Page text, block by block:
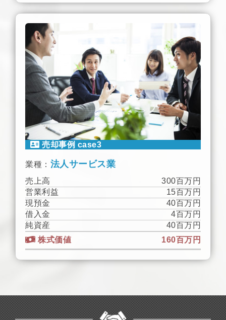
売却事例 case3
業種： 法人サービス業
売上高
300百万円
営業利益
15百万円
現預金
40百万円
借入金
4百万円
純資産
40百万円
株式価値
160百万円